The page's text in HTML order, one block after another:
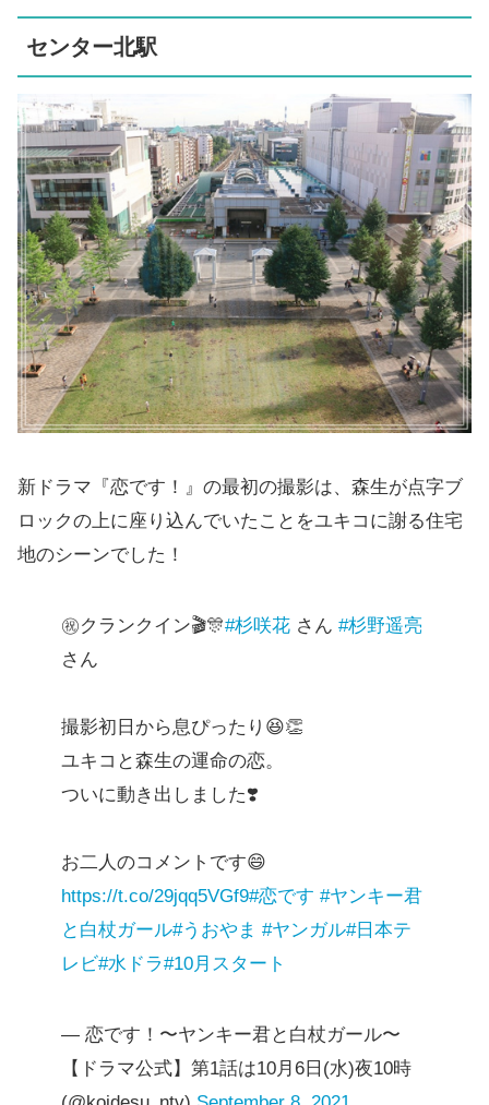
センター北駅
新ドラマ『恋です！』の最初の撮影は、森生が点字ブ
ロックの上に座り込んでいたことをユキコに謝る住宅
地のシーンでした！
㊗️クランクイン🎬🎊#杉咲花 さん #杉野遥亮
さん
撮影初日から息ぴったり😆👏
ユキコと森生の運命の恋。
ついに動き出しました❣️
お二人のコメントです😄
https://t.co/29jqq5VGf9#恋です #ヤンキー君
と白杖ガール#うおやま #ヤンガル#日本テ
レビ#水ドラ#10月スタート
— 恋です！〜ヤンキー君と白杖ガール〜
【ドラマ公式】第1話は10月6日(水)夜10時